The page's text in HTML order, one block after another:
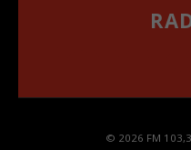
© 2026 FM